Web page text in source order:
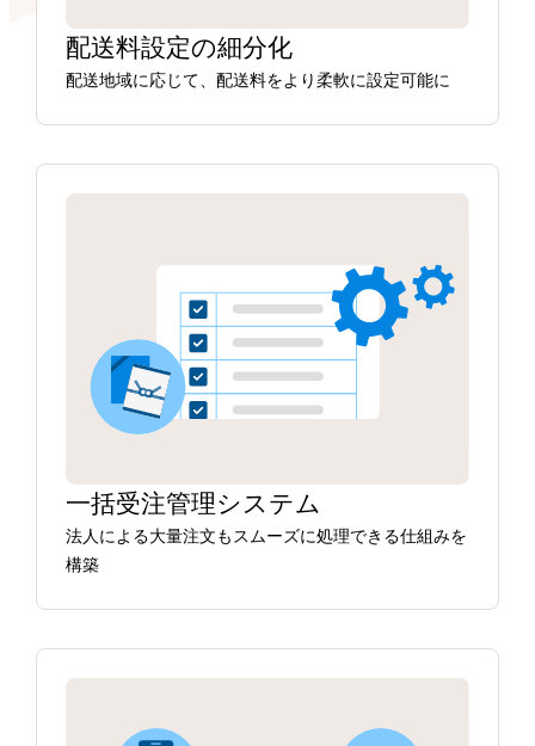
配送料設定の細分化
配送地域に応じて、配送料をより柔軟に設定可能に
一括受注管理システム
法人による大量注文もスムーズに処理できる仕組みを
構築